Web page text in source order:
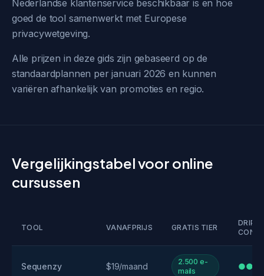
Nederlandse klantenservice beschikbaar is en hoe
goed de tool samenwerkt met Europese
privacywetgeving.
Alle prijzen in deze gids zijn gebaseerd op de
standaardplannen per januari 2026 en kunnen
variëren afhankelijk van promoties en regio.
Vergelijkingstabel voor online
cursussen
TOOL VANAFPRIJS GRATIS TIER
DRIP
Sequenzy $19/maand
2.500 e-
mails
●●●